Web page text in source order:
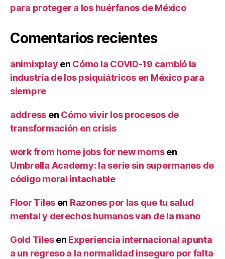
para proteger a los huérfanos de México
Comentarios recientes
animixplay en Cómo la COVID-19 cambió la
industria de los psiquiátricos en México para
siempre
address en Cómo vivir los procesos de
transformación en crisis
work from home jobs for new momsen
Umbrella Academy: la serie sin supermanes de
código moral intachable
Floor Tiles en Razones por las que tu salud
mental y derechos humanos van de la mano
Gold Tilesen Experiencia internacional apunta
a un regreso a la normalidad inseguro por falta